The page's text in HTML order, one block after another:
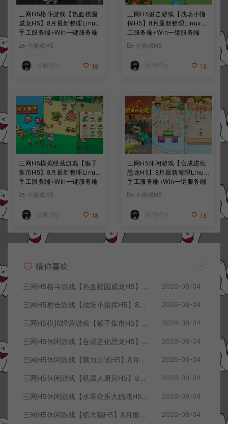
三网H5格斗游戏【热血校园
威龙H5】8月最新整理Linux
手工服务端+Win一键服务端
+解压即玩+简易安卓客户端
+详细搭建教程
小游戏H5
冷雨泽ღ 18
三网H5射击游戏【战场小指
挥H5】8月最新整理Linux手
工服务端+Win一键服务端
+解压即玩+简易安卓客户端
+详细搭建教程
小游戏H5
冷雨泽ღ 18
三网H5模拟经营游戏【猴子
集市H5】8月最新整理Linux
手工服务端+Win一键服务端
+解压即玩+简易安卓客户端
+详细搭建教程
小游戏H5
冷雨泽ღ 18
三网H5休闲游戏【合成进化
恐龙H5】8月最新整理Linux
手工服务端+Win一键服务端
+解压即玩+简易安卓客户端
+详细搭建教程
小游戏H5
冷雨泽ღ 18
猜你喜欢
三网H5格斗游戏【热血校园威龙H5】8月最新整理Linux手工服务端+Win一键服务端+解压即玩+简易安卓客户端+详细搭建教程 2026-08-04
三网H5射击游戏【战场小指挥H5】8月最新整理Linux手工服务端+Win一键服务端+解压即玩+简易安卓客户端+详细搭建教程 2026-08-04
三网H5模拟经营游戏【猴子集市H5】8月最新整理Linux手工服务端+Win一键服务端+解压即玩+简易安卓客户端+详细搭建教程 2026-08-04
三网H5休闲游戏【合成进化恐龙H5】8月最新整理Linux手工服务端+Win一键服务端+解压即玩+简易安卓客户端+详细搭建教程 2026-08-04
三网H5休闲游戏【脑力测试H5】8月最新整理Linux手工服务端+Win一键服务端+解压即玩+简易安卓客户端+详细搭建教程 2026-08-04
三网H5休闲游戏【机器人厨房H5】8月最新整理Linux手工服务端+Win一键服务端+解压即玩+简易安卓客户端+详细搭建教程 2026-08-04
三网H5休闲游戏【水果欢乐大挑战H5】8月最新整理Linux手工服务端+Win一键服务端+解压即玩+简易安卓客户端+详细搭建教程 2026-08-04
三网H5休闲游戏【抓大鹅H5】8月最新整理Linux手工服务端+Win一键服务端+解压即玩+简易安卓客户端+详细搭建教程 2026-08-04